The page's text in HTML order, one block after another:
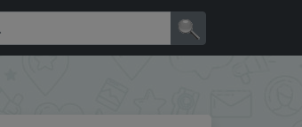
детская одежда, повседневная одежда